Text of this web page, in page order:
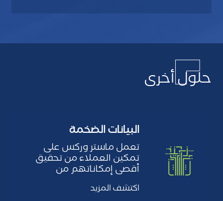
d
y
o
u
a
n
d
Quadruple
Elementحلول أخرى
البيانات الضخمة
تعمل ماستر وركس على
تمكين العملاء من تحقيق
أقصى إمكاناتهم من
البيانات الضخمة لتقديم
رؤى قيمة…
اكتشف المزيد